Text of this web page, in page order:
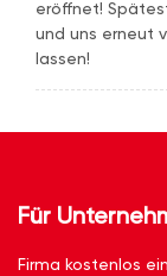
eröffnet!
und uns erneut
lassen!
Für
Firma kostenlos